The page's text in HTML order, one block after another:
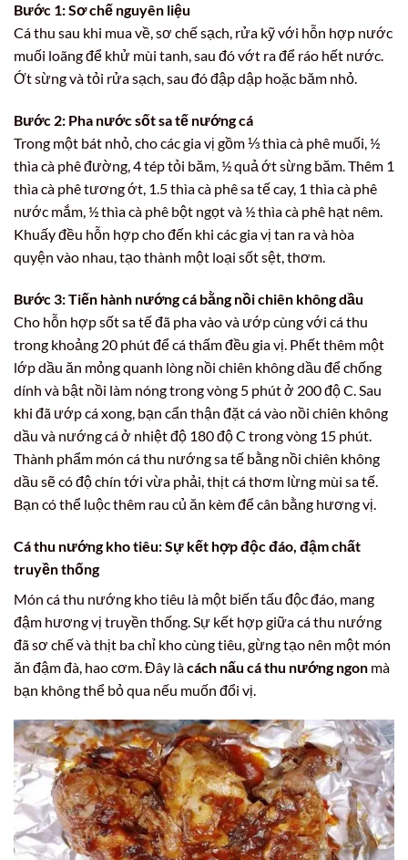
Bước 1: Sơ chế nguyên liệu
Cá thu sau khi mua về, sơ chế sạch, rửa kỹ với hỗn hợp nước
muối loãng để khử mùi tanh, sau đó vớt ra để ráo hết nước.
Ớt sừng và tỏi rửa sạch, sau đó đập dập hoặc băm nhỏ.
Bước 2: Pha nước sốt sa tế nướng cá
Trong một bát nhỏ, cho các gia vị gồm ⅓ thìa cà phê muối, ½
thìa cà phê đường, 4 tép tỏi băm, ½ quả ớt sừng băm. Thêm 1
thìa cà phê tương ớt, 1.5 thìa cà phê sa tế cay, 1 thìa cà phê
nước mắm, ½ thìa cà phê bột ngọt và ½ thìa cà phê hạt nêm.
Khuấy đều hỗn hợp cho đến khi các gia vị tan ra và hòa
quyện vào nhau, tạo thành một loại sốt sệt, thơm.
Bước 3: Tiến hành nướng cá bằng nồi chiên không dầu
Cho hỗn hợp sốt sa tế đã pha vào và ướp cùng với cá thu
trong khoảng 20 phút để cá thấm đều gia vị. Phết thêm một
lớp dầu ăn mỏng quanh lòng nồi chiên không dầu để chống
dính và bật nồi làm nóng trong vòng 5 phút ở 200 độ C. Sau
khi đã ướp cá xong, bạn cẩn thận đặt cá vào nồi chiên không
dầu và nướng cá ở nhiệt độ 180 độ C trong vòng 15 phút.
Thành phẩm món cá thu nướng sa tế bằng nồi chiên không
dầu sẽ có độ chín tới vừa phải, thịt cá thơm lừng mùi sa tế.
Bạn có thể luộc thêm rau củ ăn kèm để cân bằng hương vị.
Cá thu nướng kho tiêu: Sự kết hợp độc đáo, đậm chất
truyền thống
Món cá thu nướng kho tiêu là một biến tấu độc đáo, mang
đậm hương vị truyền thống. Sự kết hợp giữa cá thu nướng
đã sơ chế và thịt ba chỉ kho cùng tiêu, gừng tạo nên một món
ăn đậm đà, hao cơm. Đây làcách nấu cá thu nướng ngon mà
bạn không thể bỏ qua nếu muốn đổi vị.